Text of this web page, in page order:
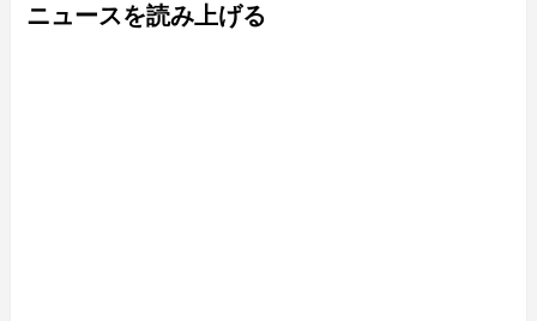
ニュースを読み上げる